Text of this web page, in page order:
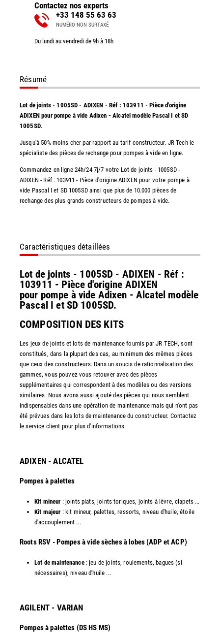
Contactez nos experts
+33 148 55 63 63
NUMÉRO NON SURTAXÉ
Du lundi au vendredi de 9h à 18h
Résumé
Lot de joints - 1005SD - ADIXEN - Réf : 103911 - Pièce d'origine
ADIXEN pour pompe à vide Adixen - Alcatel modèle Pascal I et SD
1005SD.
Jusqu'à 50% moins cher par rapport au tarif constructeur. JR Tech le
spécialiste des pièces de rechange pour pompes à vide en ligne.
Commandez en ligne 24h/24 7j/7 votre Lot de joints - 1005SD -
ADIXEN - Réf : 103911 - Pièce d'origine ADIXEN pour votre pompe à
vide Pascal I et SD 1005SD ainsi que plus de 10.000 pièces de
rechange des plus grands constructeurs de pompes à vide.
Caractéristiques détaillées
Lot de joints - 1005SD - ADIXEN - Réf :
103911 - Pièce d'origine ADIXEN
pour pompe à vide Adixen - Alcatel modèle
Pascal I et SD 1005SD.
COMPOSITION DES KITS
Les jeux de joints et lots de maintenance fournis par JR TECH, sont
constitués, dans la plupart des cas, au minimum des mêmes pièces
que ceux des constructeurs. Dans un soucis de rationnalisation des
gammes, vous pouvez vous retouver avec des pièces
supplémentaires qui correspondent à des modèles ou des versions
similaires. Nous avons aussi ajouté des pièces qui nous semblent
indispensables dans une opération de maintenance mais qui n'ont pas
été prévues dans les lots de maintenance du constructeur. Contactez
le service client pour plus d'informations.
ADIXEN - ALCATEL
Pompes à palettes
Kit mineur : joints plats, joints toriques, joints à lèvre, clapets ...
Kit majeur : kit mineur, palettes, ressorts, niveau d'huile, étoile
d'accouplement ...​
​Roots RSV - Pompes à vide sèches à lobes (ADP et ACP)
Lot de maintenance: jeu de joints, roulements, bagues (si
nécessaires), niveau d'huile ...​
AGILENT - VARIAN
Pompes à palettes (DS HS MS)